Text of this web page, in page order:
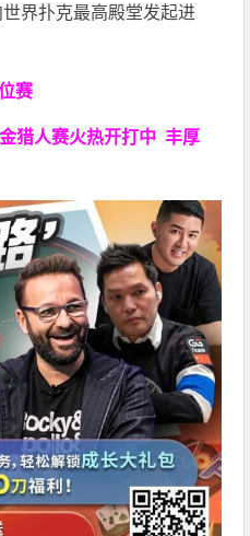
界扑克最高殿堂发起进
赛
猎人赛火热开打中 丰厚